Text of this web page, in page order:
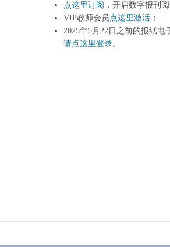
点这里订阅 ，开启数字报刊
VIP教师会员点这里激活 ；
2025年5月22日之前的报纸电
请点这里登录。